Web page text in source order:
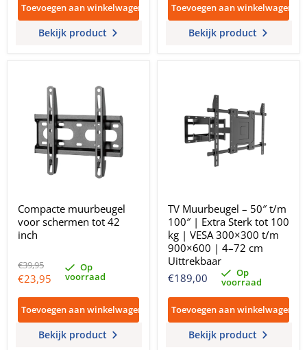
Toevoegen aan winkelwagen
Bekijk product
Toevoegen aan winkelwagen
Bekijk product
Compacte muurbeugel
voor schermen tot 42
inch
Oorspronkelijke
prijs
€39,95
Huidige
€23,95
Op
voorraad
Toevoegen aan winkelwagen
Bekijk product
TV Muurbeugel – 50″ t/m
100″ | Extra Sterk tot 100
kg | VESA 300×300 t/m
900×600 | 4–72 cm
Uittrekbaar
€189,00
Op
voorraad
Toevoegen aan winkelwagen
Bekijk product